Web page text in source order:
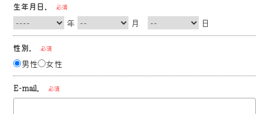
生年月日. 必須
年 月 日
性別. 必須
男性 女性
E-mail. 必須